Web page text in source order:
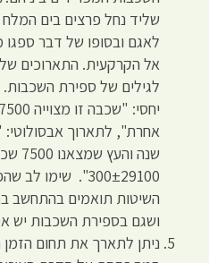
שליד נחל פרצים בים המלח
לאגם ובסופו של דבר ספגו
לגילים של ספירת
שנה
300±29100".
השיטות תואמים בהתחשב
ושגם בספירת השכבות יש
ניתן לתארך את תחום הזמן